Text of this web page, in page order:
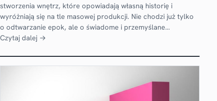
stworzenia wnętrz, które opowiadają własną historię i
wyróżniają się na tle masowej produkcji. Nie chodzi już tylko
o odtwarzanie epok, ale o świadome i przemyślane…
Czytaj dalej →